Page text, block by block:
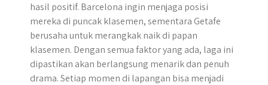
hasil positif. Barcelona ingin menjaga posisi
mereka di puncak klasemen, sementara Getafe
berusaha untuk merangkak naik di papan
klasemen. Dengan semua faktor yang ada, laga ini
dipastikan akan berlangsung menarik dan penuh
drama. Setiap momen di lapangan bisa menjadi